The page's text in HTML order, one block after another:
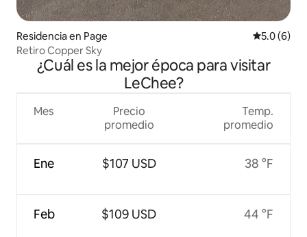
Residencia en Page
5.0 (6)
Retiro Copper Sky
¿Cuál es la mejor época para visitar
LeChee?
Mes
Ene
Feb
Precio
promedio
$107 USD
$109 USD
Temp.
promedio
38 °F
44 °F